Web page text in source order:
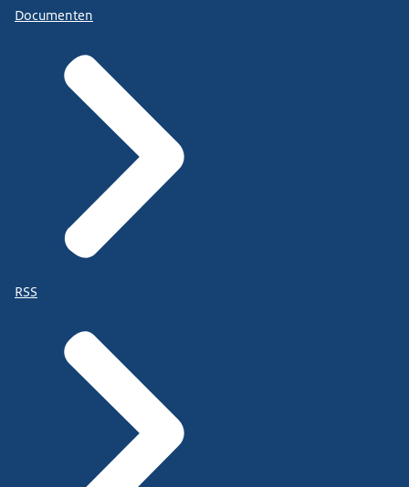
Documenten
RSS